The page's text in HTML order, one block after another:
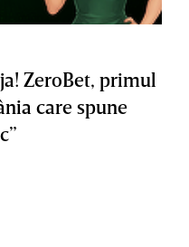
ZeroBet, primul
care spune